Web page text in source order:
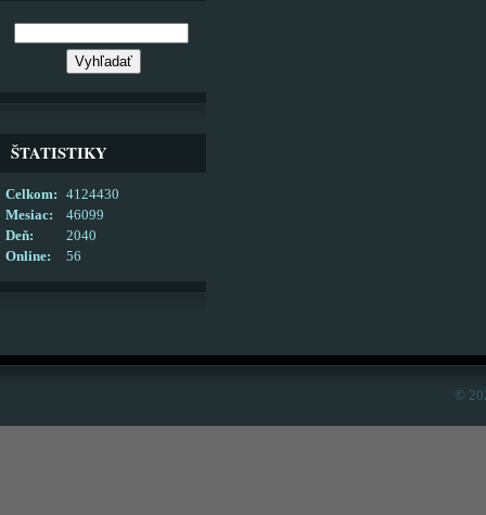
ŠTATISTIKY
Online: 56
Celkom:
4124430
Mesiac:
46099
Deň:
2040
©